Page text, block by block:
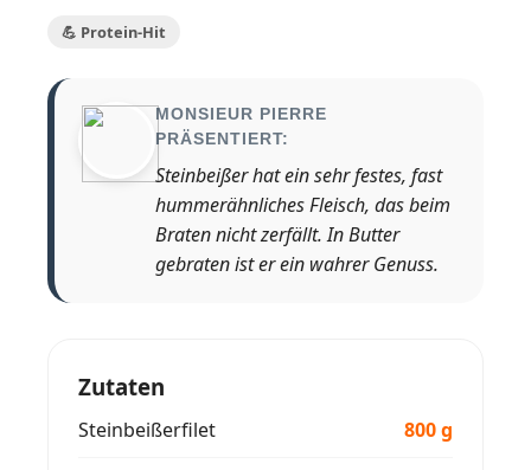
💪 Protein-Hit
MONSIEUR PIERRE
PRÄSENTIERT:
Steinbeißer hat ein sehr festes, fast
hummerähnliches Fleisch, das beim
Braten nicht zerfällt. In Butter
gebraten ist er ein wahrer Genuss.
Zutaten
Steinbeißerfilet 800 g